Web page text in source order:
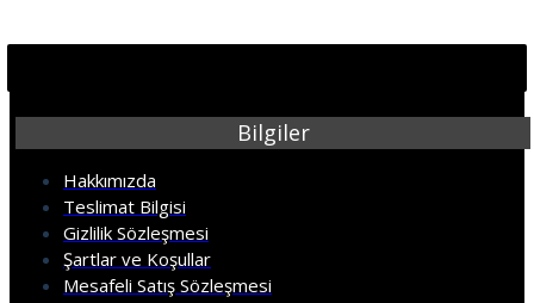
Bilgiler
Hakkımızda
Teslimat Bilgisi
Gizlilik Sözleşmesi
Şartlar ve Koşullar
Mesafeli Satış Sözleşmesi